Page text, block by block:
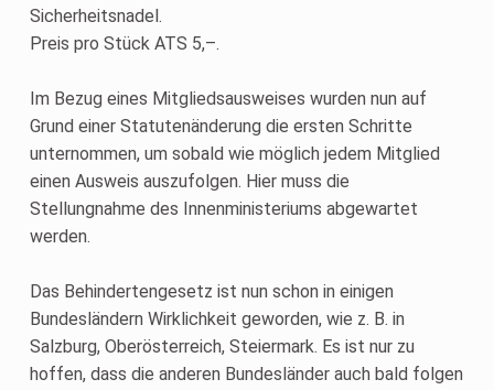
Sicherheitsnadel.
Preis pro Stück ATS 5,–.
Im Bezug eines Mitgliedsausweises wurden nun auf
Grund einer Statutenänderung die ersten Schritte
unternommen, um sobald wie möglich jedem Mitglied
einen Ausweis auszufolgen. Hier muss die
Stellungnahme des Innenministeriums abgewartet
werden.
Das Behindertengesetz ist nun schon in einigen
Bundesländern Wirklichkeit geworden, wie z. B. in
Salzburg, Oberösterreich, Steiermark. Es ist nur zu
hoffen, dass die anderen Bundesländer auch bald folgen